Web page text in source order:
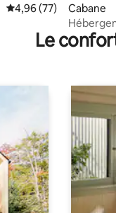
Évaluation moyenne
4,96 (77)
Cabane
Le